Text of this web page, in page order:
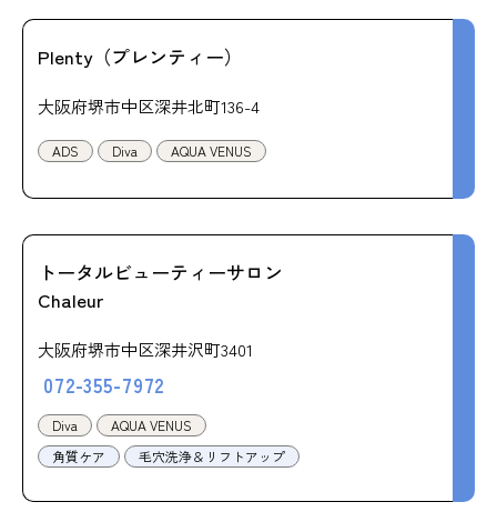
Plenty（プレンティー）
大阪府堺市中区深井北町136-4
ADS Diva AQUA VENUS
トータルビューティーサロン
Chaleur
大阪府堺市中区深井沢町3401
072-355-7972
Diva
AQUA VENUS
角質ケア
毛穴洗浄＆リフトアップ